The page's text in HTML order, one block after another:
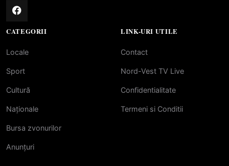
CATEGORII
Locale
Sport
Cultură
Naționale
Bursa zvonurilor
Anunțuri
LINK-URI UTILE
Contact
Nord-Vest TV Live
Confidentialitate
Termeni si Conditii